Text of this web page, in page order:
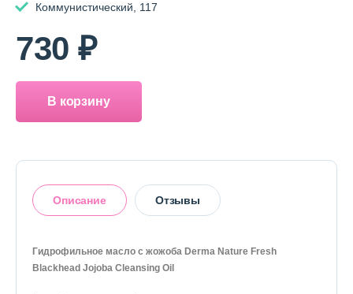
Коммунистический, 117
730 ₽
В корзину
Описание Отзывы
Гидрофильное масло с жожоба Derma Nature Fresh
Blackhead Jojoba Cleansing Oil